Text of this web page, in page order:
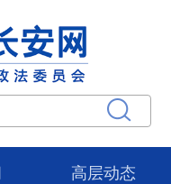
高层动态